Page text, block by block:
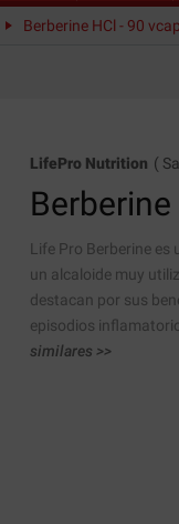
Berberine HCl - 90
LifePro Nutrition (
Berberine
Life Pro Berberine
un alcaloide muy
destacan por sus
episodios
similares >>